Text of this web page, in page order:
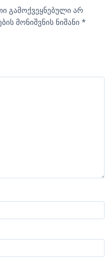
გამოქვეყნებული არ
მონიშვნის ნიშანი *